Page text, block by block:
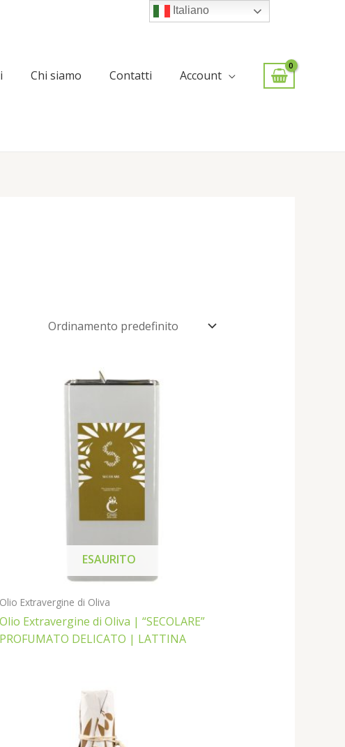
Chi siamo Contatti Account
ESAURITO
Olio Extravergine di Oliva
Olio Extravergine di Oliva | “SECOLARE”
PROFUMATO DELICATO | LATTINA
Italiano